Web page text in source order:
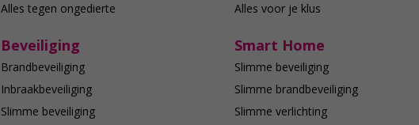
Alles tegen ongedierte
Alles voor je klus
Beveiliging
Brandbeveiliging
Inbraakbeveiliging
Slimme beveiliging
Smart Home
Slimme beveiliging
Slimme brandbeveiliging
Slimme verlichting